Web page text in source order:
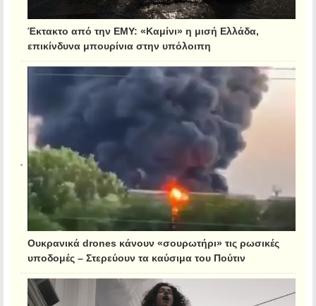
Έκτακτο από την ΕΜΥ: «Καμίνι» η μισή Ελλάδα,
επικίνδυνα μπουρίνια στην υπόλοιπη
Ουκρανικά drones κάνουν «σουρωτήρι» τις ρωσικές
υποδομές – Στερεύουν τα καύσιμα του Πούτιν